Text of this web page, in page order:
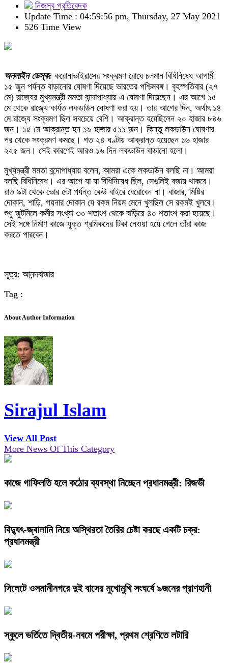
নিজস্ব প্রতিবেদক
Update Time : 04:59:56 pm, Thursday, 27 May 2021
526 Time View
অনলাইন ডেস্ক: করোনাভাইরাসের সংক্রমণ রোধে চলমান বিধিনিষেধ আগামী
১৫ জুন পর্যন্ত বাড়ানোর ঘোষণা দিয়েছে ভারতের পশ্চিমবঙ্গ। বৃহস্পতিবার (২৭
মে) রাজ্যের মুখ্যমন্ত্রী মমতা বন্দোপাধ্যায় এ ঘোষণা দিয়েছেন। এর আগে ১৫
মে থেকে রাজ্যে কার্যত লকডাউন ঘোষণা করা হয়। তার আগের দিন, অর্থাৎ ১৪
মে রাজ্যে সংক্রমণ ছিল সবচেয়ে বেশি। আক্রান্ত হয়েছিলেন ২০ হাজার ৮৪৬
জন। ১৫ মে আক্রান্ত হন ১৯ হাজার ৫১১ জন। কিন্তু লকডাউন ঘোষণার
পর থেকে সংক্রমণ কমছে। গত ২৪ ঘণ্টায় আক্রান্ত হয়েছেন ১৬ হাজার
২২৫ জন। সেই কারণেই আরও ১৬ দিন লকডাউন বাড়ানো হলো।
মুখ্যমন্ত্রী মমতা বন্দোপাধ্যায় বলেন, আমরা একে লকডাউন বলছি না। আমরা
বলছি বিধিনিষেধ। এর আগে যা যা বিধিনিষেধ ছিল, সেগুলিই বজায় থাকবে।
রাত ৯টা থেকে ভোর ৫টা পর্যন্ত কেউ বাইরে বেরোবেন না। বাজার, মিষ্টির
দোকান, শাড়ি, গয়নার দোকান যে রকম নিয়ম মেনে খুলছিল সে রকমই খুলবে।
শুধু জুটমিলে কর্মীর সংখ্যা ৩০ শতাংশ থেকে বাড়িয়ে ৪০ শতাংশ করা হয়েছে।
সেই সঙ্গে নির্মাণ কাজে যুক্ত শ্রমিকদের টিকা নেওয়া হয়ে গেলে তাঁরা কাজ
করতে পারবেন।
সূত্র: আনন্দবাজার
Tag :
About Author Information
Sirajul Islam
View All Post
More News Of This Category
কাজে গাফিলতি হলে কঠোর ব্যবস্থা নিচ্ছেন প্রধানমন্ত্রী: রিজভী
বিদ্যুৎ-জ্বালানি নিয়ে অস্থিরতা তৈরির চেষ্টা করছে একটি চক্র:
প্রধানমন্ত্রী
সিলেটে ওসমানীনগরে দুই বাসের মুখোমুখি সংঘর্ষে ৯জনের প্রাণহানী
স্কুলে ভর্তিতে দ্বিতীয়-নবমে পরীক্ষা, প্রথম শ্রেণিতে লটারি